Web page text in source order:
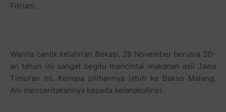
Fitriani.
Wanita cantik kelahiran Bekasi, 28 November berusia 30-
an tahun ini sangat begitu mencintai makanan asli Jawa
Timuran ini. Kenapa pilihannya jatuh ke Bakso Malang,
Ani menceritakannya kepada kelanakuliner.